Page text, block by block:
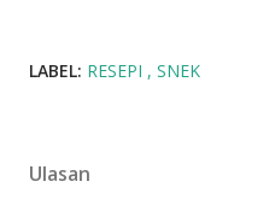
LABEL: RESEPI SNEK
Ulasan